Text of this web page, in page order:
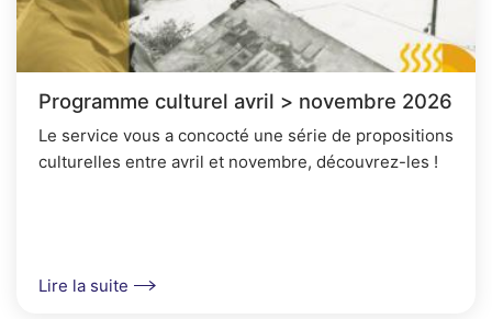
Programme culturel avril > novembre 2026
Le service vous a concocté une série de propositions
culturelles entre avril et novembre, découvrez-les !
Lire la suite